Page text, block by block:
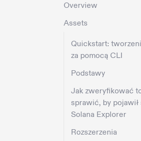
Overview
Assets
Quickstart:
za pomocą CLI
Podstawy
Jak zweryfikować
sprawić, by pojawił
Solana Explorer
Rozszerzenia